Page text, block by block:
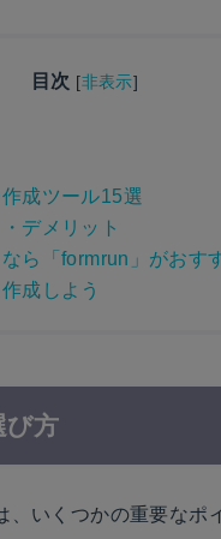
目次 [非表示]
成ツール15選
デメリット
ら「formrun」がおす
成しよう
び方
いくつかの重要なポ